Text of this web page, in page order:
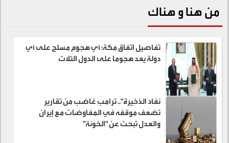
من هنا و هناك
تفاصيل اتفاق مكة: أي هجوم مسلح على أي
دولة يعد هجوما على الدول الثلاث
نفاد الذخيرة".. ترامب غاضب من تقارير
تضعف موقفه في المفاوضات مع إيران
والعدل تبحث عن "الخونة"